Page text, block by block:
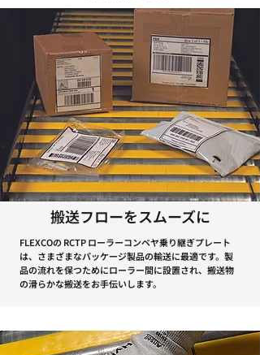
​搬送フローをスムーズに
FLEXCOの RCTP ローラーコンベヤ乗り継ぎプレート
は、さまざまなパッケージ製品の輸送に最適です。製
品の流れを保つためにローラー間に設置され、搬送物
の滑らかな搬送をお手伝いします。